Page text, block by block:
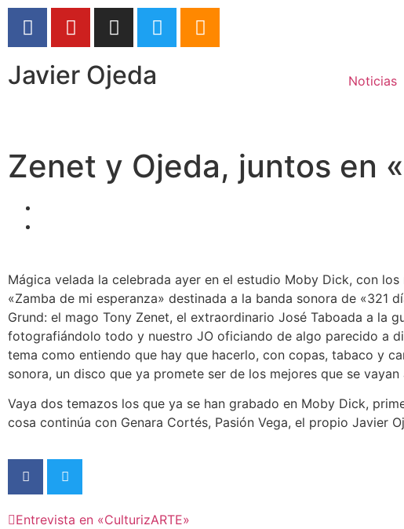
Javier Ojeda Noticias
Zenet y Ojeda, juntos en
Mágica velada la celebrada ayer en el estudio Moby Dick, con
«Zamba de mi esperanza» destinada a la banda sonora de «321
Grund: el mago Tony Zenet, el extraordinario José Taboada a la
fotografiándolo todo y nuestro JO oficiando de algo parecido a
tema como entiendo que hay que hacerlo, con copas, tabaco y
sonora, un disco que ya promete ser de los mejores que se
Vaya dos temazos los que ya se han grabado en Moby Dick,
cosa continúa con Genara Cortés, Pasión Vega, el propio Javier
Entrevista en «CulturizARTE»